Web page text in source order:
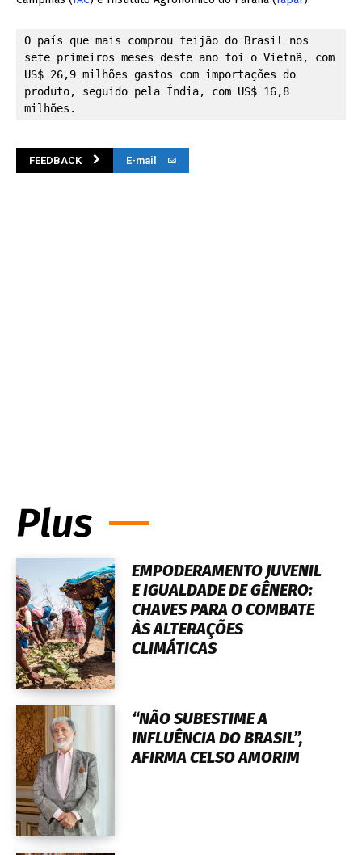
O país que mais comprou feijão do Brasil nos
sete primeiros meses deste ano foi o Vietnã, com
US$ 26,9 milhões gastos com importações do
produto, seguido pela Índia, com US$ 16,8
milhões.
FEEDBACK E-mail
Plus
EMPODERAMENTO JUVENIL
E IGUALDADE DE GÊNERO:
CHAVES PARA O COMBATE
ÀS ALTERAÇÕES
CLIMÁTICAS
“NÃO SUBESTIME A
INFLUÊNCIA DO BRASIL”,
AFIRMA CELSO AMORIM